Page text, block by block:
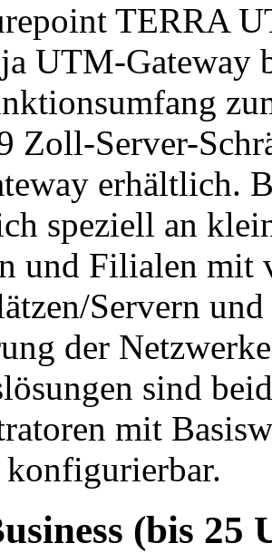
TERRA
UTM-Gateway
Zoll-Server-
erhältlich.
speziell an
und Filialen mit
Servern
der
sind
mit
konfigurierbar.
(bis 25